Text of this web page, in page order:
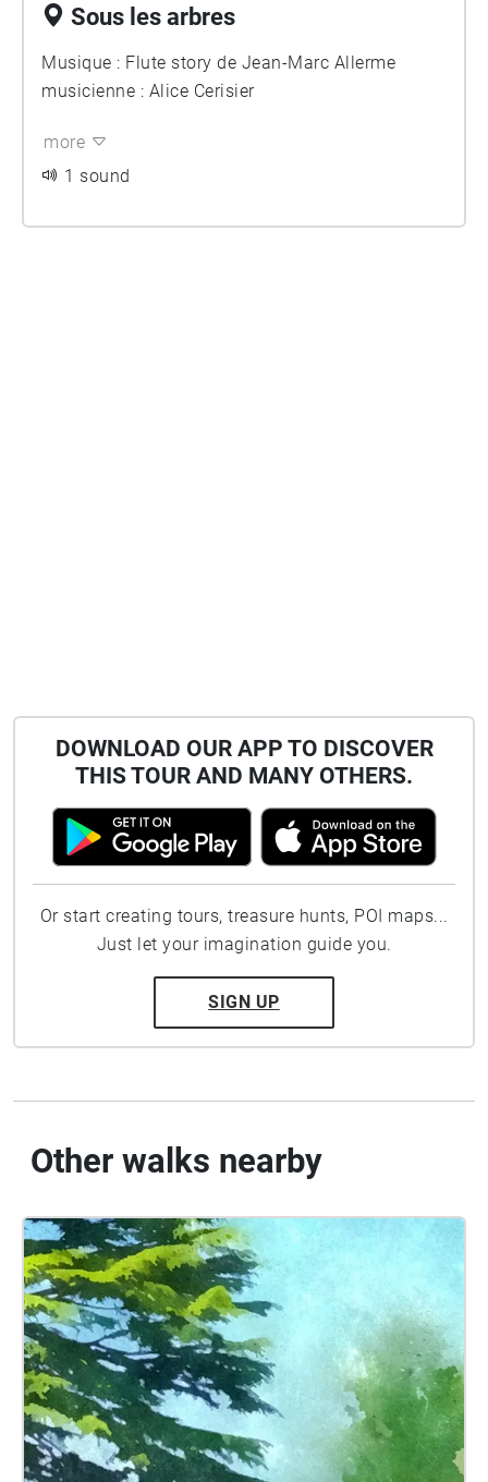
Sous les arbres
Musique : Flute story de Jean-Marc Allerme
musicienne : Alice Cerisier
more
1 sound
DOWNLOAD OUR APP TO DISCOVER
THIS TOUR AND MANY OTHERS.
Or start creating tours, treasure hunts, POI maps...
Just let your imagination guide you.
SIGN UP
Other walks nearby